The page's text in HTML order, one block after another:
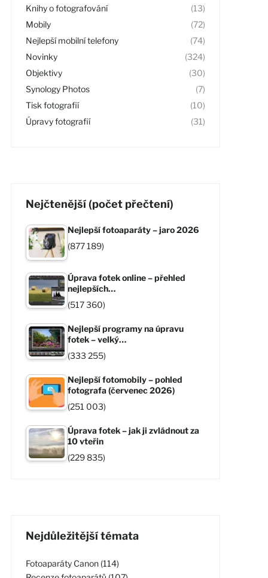
Knihy o fotografování
(13)
Mobily
(72)
Nejlepší mobilní telefony
(74)
Novinky
(324)
Objektivy
(30)
Synology Photos
(7)
Tisk fotografií
(10)
Úpravy fotografií
(31)
Nejčtenější (počet přečtení)
Nejlepší fotoaparáty – jaro 2026
(877 189)
Úprava fotek online – přehled
nejlepších…
(517 360)
Nejlepší programy na úpravu
fotek – velký…
(333 255)
Nejlepší fotomobily – pohled
fotografa (červenec 2026)
(251 003)
Úprava fotek – jak ji zvládnout za
10 vteřin
(229 835)
Nejdůležitější témata
Fotoaparáty Canon (114)